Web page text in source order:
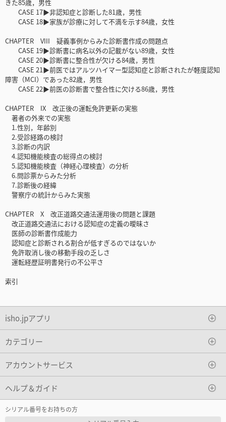
きた85歳，男性
CASE 17▶非認知症と診断した81歳，男性
CASE 18▶家族が診療に対して不満を示す84歳，女性
CHAPTER VIII 疑義事例からみた診断書作成の問題点
CASE 19▶診断書に病名以外の記載がない89歳，女性
CASE 20▶診断書に整合性が欠ける84歳，男性
CASE 21▶前医ではアルツハイマー型認知症と診断されたが軽度認知
障害（MCI）であった82歳，男性
CASE 22▶前医の診断書で整合性に欠ける86歳，男性
CHAPTER IX 改正後の運転免許更新の実態
著者の外来での実態
1.性別，年齢別
2.受診経路の検討
3.診断の内訳
4.認知機能検査の総得点の検討
5.認知機能検査（神経心理検査）の分析
6.問診票からみた分析
7.診断後の経緯
警察庁の統計からみた実態
CHAPTER X 改正道路交通法運用後の問題と課題
改正道路交通法における認知症の定義の曖昧さ
医師の診断書作成能力
認知症と診断される割合が低すぎるのではないか
免許取消し後の移動手段の乏しさ
運転経歴証明書発行の不公平さ
索引
isho.jpアプリ
カテゴリー
アカウントサービス
ヘルプ＆ガイド
シリアル番号をお持ちの方